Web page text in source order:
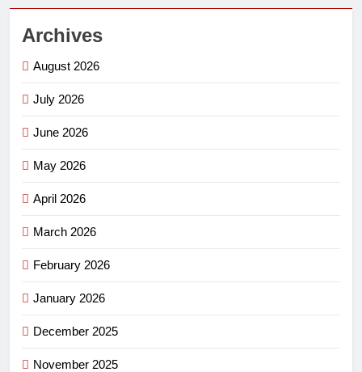
Archives
August 2026
July 2026
June 2026
May 2026
April 2026
March 2026
February 2026
January 2026
December 2025
November 2025